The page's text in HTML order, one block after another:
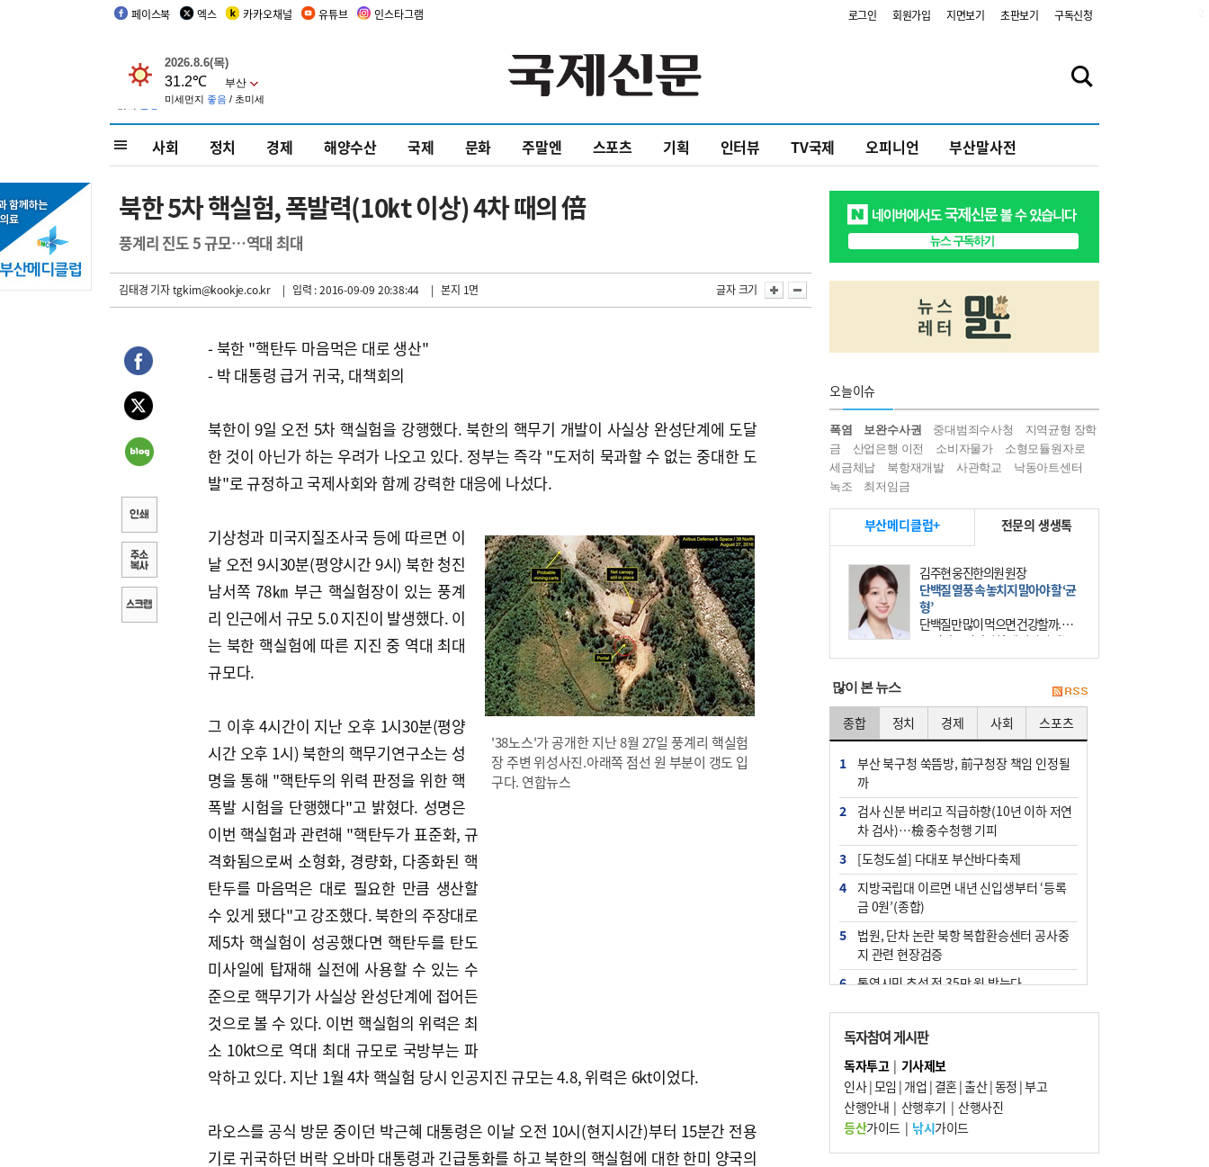
페이스북 엑스 카카오채널 유튜브 인스타그램 로그인 회원가입 지면보기 초판보기 구독신청
사회 정치 경제 해양수산 국제 문화 주말엔 스포츠 기획 인터뷰 TV국제 오피니언 부산말사전
북한 5차 핵실험, 폭발력(10㏏ 이상) 4차 때의 倍
풍계리 진도 5 규모…역대 최대
김태경 기자tgkim@kookje.co.kr | 입력 : 2016-09-09 20:38:44 | 본지 1면 글자 크기
- 북한 "핵탄두 마음먹은 대로 생산"
- 박 대통령 급거 귀국, 대책회의
북한이 9일 오전 5차 핵실험을 강행했다. 북한의 핵무기 개발이 사실상 완성단계에 도달
한 것이 아닌가 하는 우려가 나오고 있다. 정부는 즉각 "도저히 묵과할 수 없는 중대한 도
발"로 규정하고 국제사회와 함께 강력한 대응에 나섰다.
'38노스'가 공개한 지난 8월 27일 풍계리 핵실험
장 주변 위성사진.아래쪽 점선 원 부분이 갱도 입
구다. 연합뉴스
기상청과 미국지질조사국 등에 따르면 이
날 오전 9시30분(평양시간 9시) 북한 청진
남서쪽 78㎞ 부근 핵실험장이 있는 풍계
리 인근에서 규모 5.0 지진이 발생했다. 이
는 북한 핵실험에 따른 지진 중 역대 최대
규모다.
그 이후 4시간이 지난 오후 1시30분(평양
시간 오후 1시) 북한의 핵무기연구소는 성
명을 통해 "핵탄두의 위력 판정을 위한 핵
폭발 시험을 단행했다"고 밝혔다. 성명은
이번 핵실험과 관련해 "핵탄두가 표준화, 규
격화됨으로써 소형화, 경량화, 다종화된 핵
탄두를 마음먹은 대로 필요한 만큼 생산할
수 있게 됐다"고 강조했다. 북한의 주장대로
제5차 핵실험이 성공했다면 핵탄두를 탄도
미사일에 탑재해 실전에 사용할 수 있는 수
준으로 핵무기가 사실상 완성단계에 접어든
것으로 볼 수 있다. 이번 핵실험의 위력은 최
소 10kt으로 역대 최대 규모로 국방부는 파
악하고 있다. 지난 1월 4차 핵실험 당시 인공지진 규모는 4.8, 위력은 6kt이었다.
라오스를 공식 방문 중이던 박근혜 대통령은 이날 오전 10시(현지시간)부터 15분간 전용
기로 귀국하던 버락 오바마 대통령과 긴급통화를 하고 북한의 핵실험에 대한 한미 양국의
오늘이슈
폭염 보완수사권 중대범죄수사청
지역균형 장학
금
산업은행 이전 소비자물가
소형모듈원자로
세금체납
북항재개발 사관학교
낙동아트센터
녹조
최저임금
부산메디클럽+ 전문의 생생톡
김주현 웅진한의원 원장
단백질 열풍 속 놓치지 말아야 할 ‘균
형’
단백질만 많이 먹으면 건강할까. 요
즘 건강을 이야기할 때 빠지지 않는
키워드가 단백질이다. 헬스장을 다니
많이 본 뉴스
종합 정치 경제 사회 스포츠
1
부산 북구청 쑥뜸방, 前구청장 책임 인정될
까
2
검사 신분 버리고 직급하향(10년 이하 저연
차 검사)…檢 중수청행 기피
3
[도청도설] 다대포 부산바다축제
4
지방국립대 이르면 내년 신입생부터 ‘등록
금 0원’(종합)
5
법원, 단차 논란 북항 복합환승센터 공사중
지 관련 현장검증
6
통영시민 추석 전 35만 원 받는다
7
지역 상권도 말라죽을 판이라…가뭄 속 밀
양물축제 강행 논란
8
부산 철강공장 50대 노동자 추락사
9
국힘 부산시당, ‘정이한 조력’ 시의원 윤리
위에…‘한동훈 지지’도 신고접수
10 탄소흡수력 높여 폭염 대응…부산 도시숲
지도 다시 그린다
독자참여 게시판
독자투고| 기사제보
인사|모임 | 개업 | 결혼|출산|동정 |부고
산행안내 | 산행후기 | 산행사진
등산가이드| 낚시가이드